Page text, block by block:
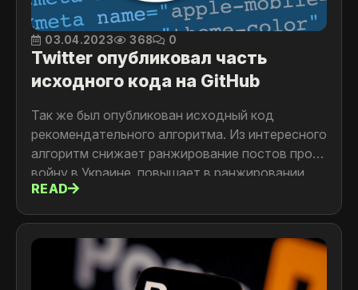
03.04.2023 368 0
Twitter опубликовал часть
исходного кода на GitHub
Так же был опубликован исходный код
рекомендательного алгоритма. Из интересного
алгоритм снижает ранжирование постов про
войну в Украине, повышает в ранжировании
посты Илона Маска. Другие критерии читайте
в новости.
READ